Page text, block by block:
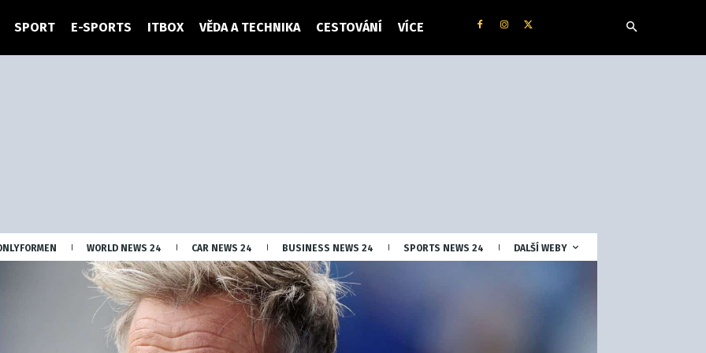
SPORT E-SPORTS ITBOX VĚDA A TECHNIKA CESTOVÁNÍ VÍCE
WORLD NEWS 24 CAR NEWS 24 BUSINESS NEWS 24 SPORTS NEWS 24 DALŠÍ WEBY